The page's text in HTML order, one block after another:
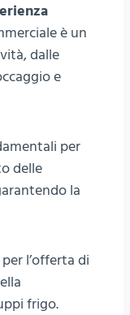
è un
dalle
e
per
delle
la
l’offerta di
frigo.